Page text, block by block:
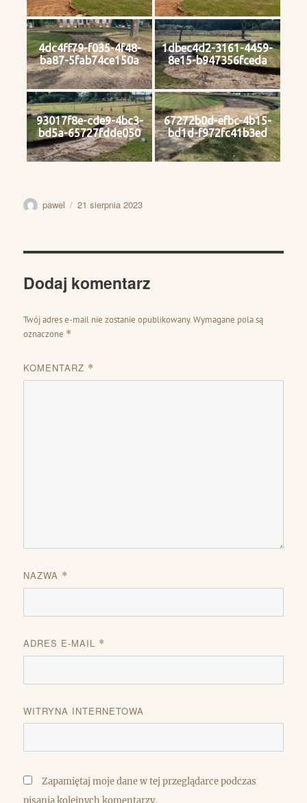
4dc4ff79-f035-4f48-
ba87-5fab74ce150a
1dbec4d2-3161-4459-
8e15-b947356fceda
93017f8e-cde9-4bc3-
bd5a-65727fdde050
67272b0d-efbc-4b15-
bd1d-f972fc41b3ed
Autor
pawel
Data
21 sierpnia 2023
Dodaj komentarz
Twój adres e-mail nie zostanie opublikowany. Wymagane pola są
oznaczone *
KOMENTARZ *
NAZWA *
ADRES E-MAIL *
WITRYNA INTERNETOWA
Zapamiętaj moje dane w tej przeglądarce podczas
pisania kolejnych komentarzy.